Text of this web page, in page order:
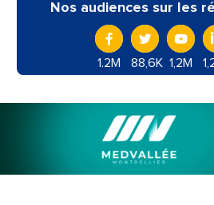
Nos audiences sur les
1.2M 88,6K 1,2M